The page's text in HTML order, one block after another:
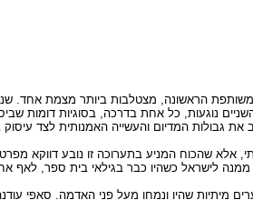
הראשונה, מצטלבות ביותר מצמת אחד.
נוגעות, כל אחת בדרכה, בסוגיות דומות
גבולות המדיום והעשייה האמנותית לצד
אלא שהכוח המניע בתערוכה זו נובע דווקא
לישראל כשהיו כבר בגילאי בית ספר, לאף
מיתיות שהיו ונמחו מעל פני האדמה. סאפי